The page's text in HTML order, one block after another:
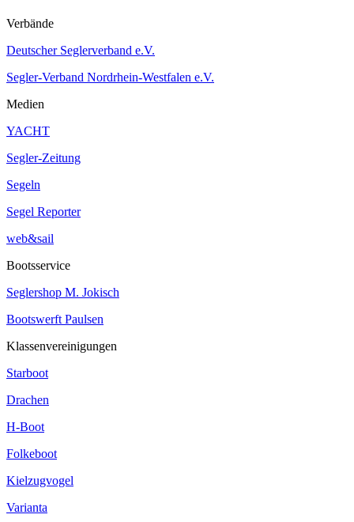
Verbände
Deutscher Seglerverband e.V.
Segler-Verband Nordrhein-Westfalen e.V.
Medien
YACHT
Segler-Zeitung
Segeln
Segel Reporter
web&sail
Bootsservice
Seglershop M. Jokisch
Bootswerft Paulsen
Klassenvereinigungen
Starboot
Drachen
H-Boot
Folkeboot
Kielzugvogel
Varianta